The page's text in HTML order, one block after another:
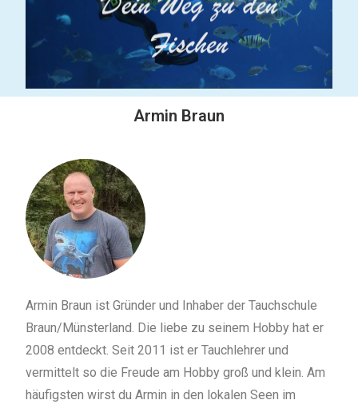
Armin Braun
Armin Braun ist Gründer und Inhaber der Tauchschule
Braun/Münsterland. Die liebe zu seinem Hobby hat er
2008 entdeckt. Seit 2011 ist er Tauchlehrer und
vermittelt so die Freude am Hobby groß und klein. Am
häufigsten wirst du Armin in den lokalen Seen im